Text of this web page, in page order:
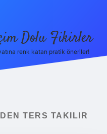
Dolu Fikirler
renk katan pratik öneriler!
TERS TAKILIR